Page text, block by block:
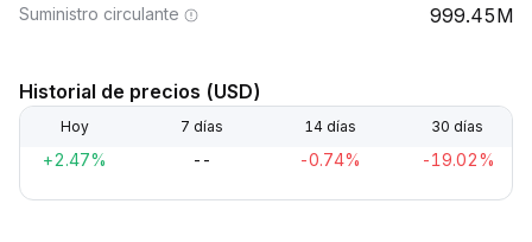
Suministro circulante 999.45M
Historial de precios (USD)
Hoy 7 días 14 días 30 días
+2.47% -- -0.74% -19.02%